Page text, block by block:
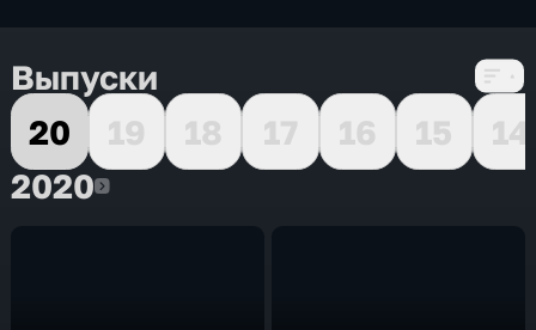
Выпуски
20
19 18 17 16 15
14
20202020